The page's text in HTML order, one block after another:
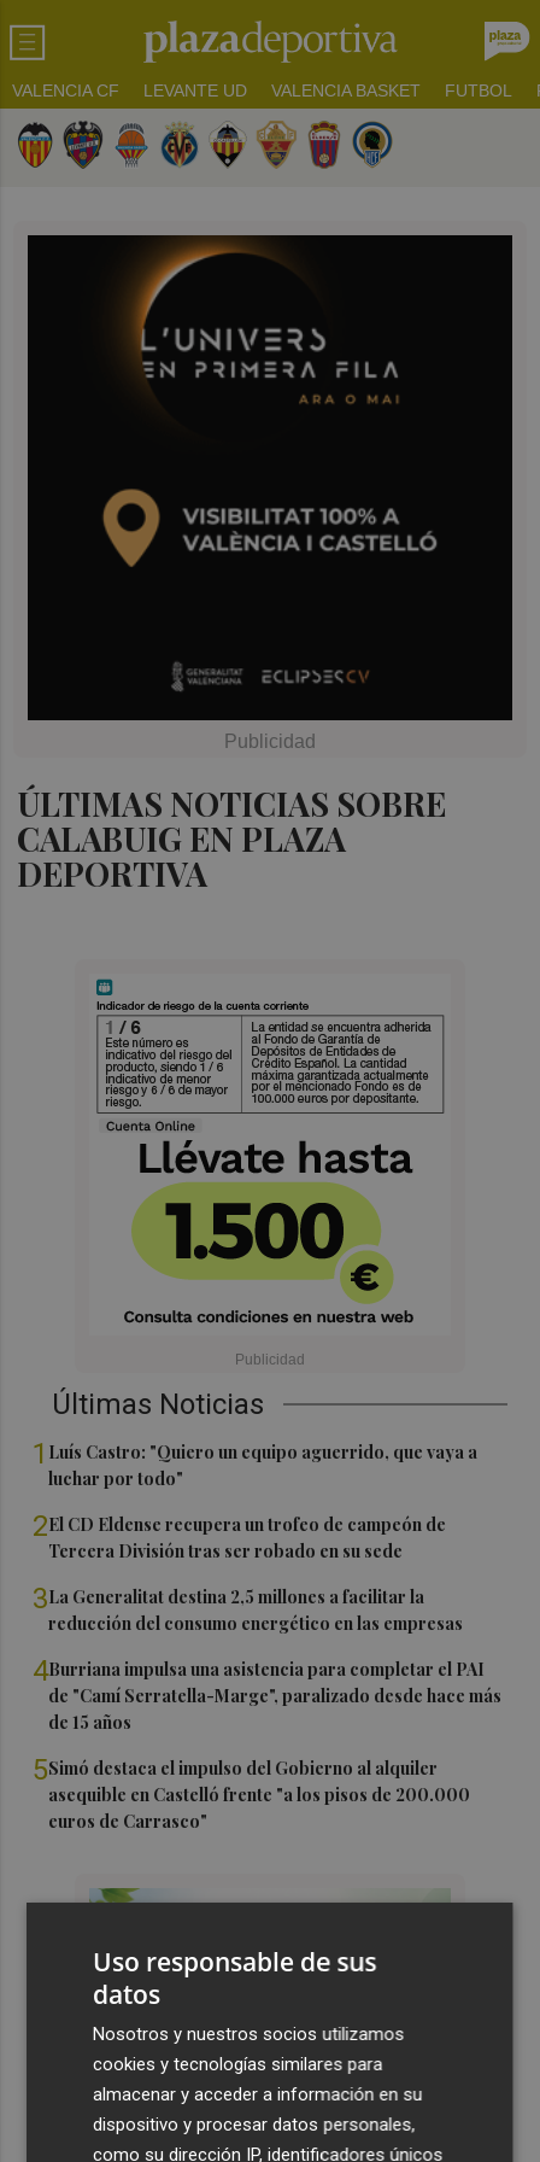
VALENCIA CF LEVANTE UD VALENCIA BASKET FUTBOL
ÚLTIMAS NOTICIAS SOBRE
CALABUIG EN PLAZA
DEPORTIVA
Últimas Noticias
1 Luís Castro: "Quiero un equipo aguerrido, que vaya a
luchar por todo"
2El CD Eldense recupera un trofeo de campeón de
Tercera División tras ser robado en su sede
3La Generalitat destina 2,5 millones a facilitar la
reducción del consumo energético en las empresas
4Burriana impulsa una asistencia para completar el PAI
de "Camí Serratella-Marge", paralizado desde hace más
de 15 años
5Simó destaca el impulso del Gobierno al alquiler
asequible en Castelló frente "a los pisos de 200.000
euros de Carrasco"
Uso responsable de sus
datos
Nosotros y nuestros socios utilizamos
cookies y tecnologías similares para
almacenar y acceder a información en su
dispositivo y procesar datos personales,
como su dirección IP, identificadores únicos